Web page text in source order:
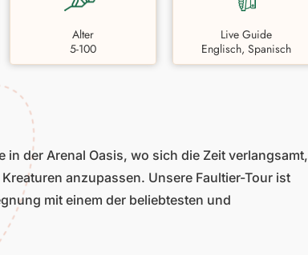
Alter
5-100
Live Guide
Englisch, Spanisch
der Arenal Oasis, wo sich die Zeit verlangsamt,
anzupassen. Unsere Faultier-Tour ist
mit einem der beliebtesten und